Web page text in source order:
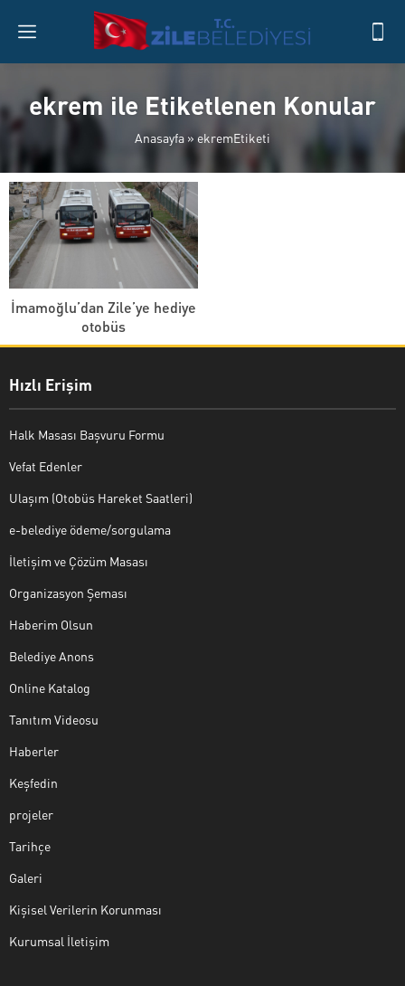
ekrem ile Etiketlenen Konular
Anasayfa » ekremEtiketi
İmamoğlu’dan Zile’ye hediye
otobüs
Hızlı Erişim
Halk Masası Başvuru Formu
Vefat Edenler
Ulaşım (Otobüs Hareket Saatleri)
e-belediye ödeme/sorgulama
İletişim ve Çözüm Masası
Organizasyon Şeması
Haberim Olsun
Belediye Anons
Online Katalog
Tanıtım Videosu
Haberler
Keşfedin
projeler
Tarihçe
Galeri
Kişisel Verilerin Korunması
Kurumsal İletişim